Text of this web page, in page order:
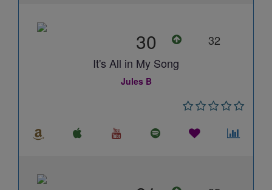
30
32
It's All in My Song
Jules B